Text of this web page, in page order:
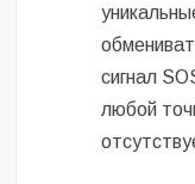
сигнал
любой